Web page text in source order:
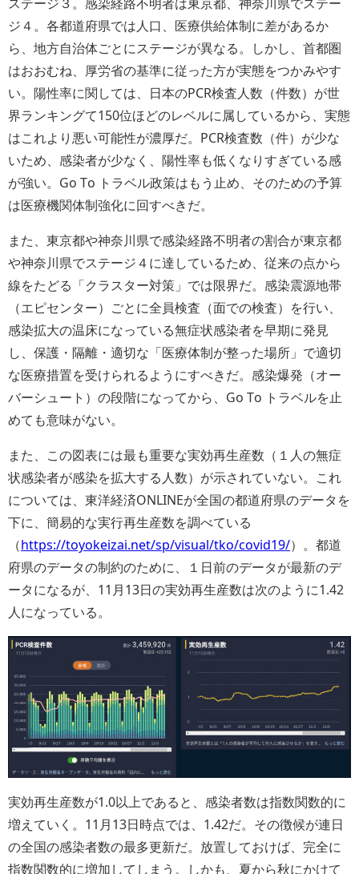
ジ４。各都道府県では人口、医療供給体制に差があるか
ら、地方自治体ごとにステージが異なる。しかし、首都圏
はおおむね、厚労省の基準に従った方が実態をつかみやす
い。陽性率に関しては、日本のPCR検査人数（件数）が世
界ランキングて150位ほどのレベルに属しているから、実態
はこれより悪い可能性が濃厚だ。PCR検査数（件）が少な
いため、感染者が少なく、陽性率も低くなりすぎている感
が強い。Go To トラベル政策はもう止め、そのための予算
は医療機関体制強化に回すべきだ。
また、東京都や神奈川県で感染経路不明者の割合が東京都
や神奈川県でステージ４に達しているため、従来の点から
線をたどる「クラスター対策」では限界だ。感染震源地帯
（エピセンター）ごとに全員検査（面での検査）を行い、
感染拡大の温床になっている無症状感染者を早期に発見
し、保護・隔離・適切な「医療体制が整った場所」で適切
な医療措置を受けられるようにすべきだ。感染爆発（オー
バーシュート）の段階になってから、Go To トラベルを止
めても意味がない。
また、この図表には最も重要な実効再生産数（１人の無症
状感染者が感染を拡大する人数）が示されていない。これ
については、東洋経済ONLINEが全国の都道府県のデータを
下に、簡易的な実行再生産数を調べている
（https://toyokeizai.net/sp/visual/tko/covid19/）。都道
府県のデータの制約のために、１日前のデータが最新のデ
ータになるが、11月13日の実効再生産数は次のように1.42
人になっている。
実効再生産数が1.0以上であると、感染者数は指数関数的に
増えていく。11月13日時点では、1.42だ。その徴候が連日
の全国の感染者数の最多更新だ。放置しておけば、完全に
指数関数的に増加してしまう。しかも、夏から秋にかけて